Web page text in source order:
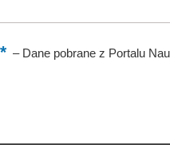
–Dane pobrane z Portalu